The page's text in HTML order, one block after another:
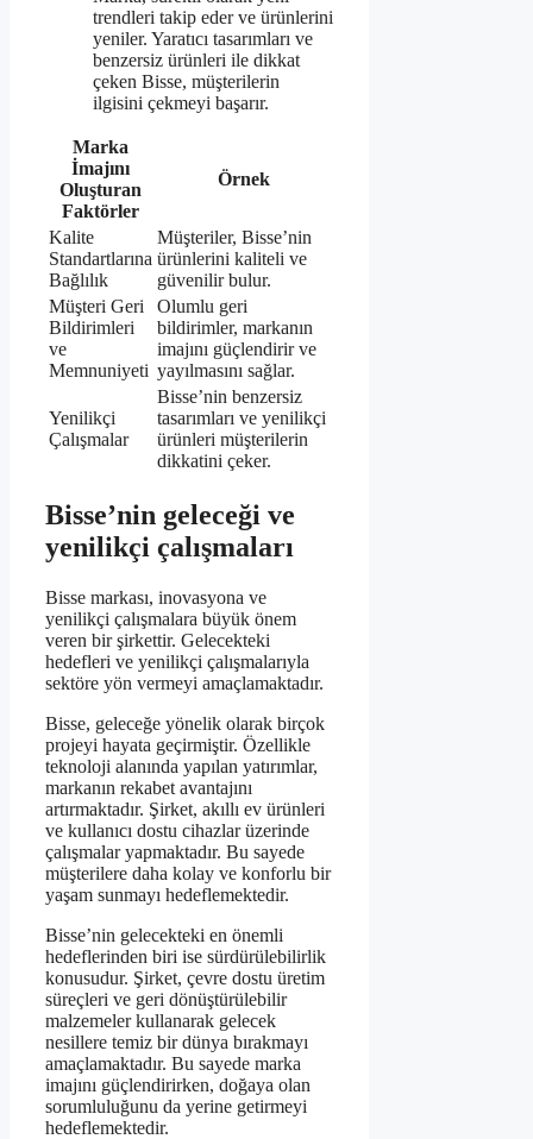
trendleri takip eder ve ürünlerini
yeniler. Yaratıcı tasarımları ve
benzersiz ürünleri ile dikkat
çeken Bisse, müşterilerin
ilgisini çekmeyi başarır.
Marka
İmajını
Oluşturan
Faktörler
Örnek
Kalite
Standartlarına
Bağlılık
Müşteriler, Bisse’nin
ürünlerini kaliteli ve
güvenilir bulur.
Müşteri Geri
Bildirimleri
ve
Memnuniyeti
Olumlu geri
bildirimler, markanın
imajını güçlendirir ve
yayılmasını sağlar.
Yenilikçi
Çalışmalar
Bisse’nin benzersiz
tasarımları ve yenilikçi
ürünleri müşterilerin
dikkatini çeker.
Bisse’nin geleceği ve
yenilikçi çalışmaları
Bisse markası, inovasyona ve
yenilikçi çalışmalara büyük önem
veren bir şirkettir. Gelecekteki
hedefleri ve yenilikçi çalışmalarıyla
sektöre yön vermeyi amaçlamaktadır.
Bisse, geleceğe yönelik olarak birçok
projeyi hayata geçirmiştir. Özellikle
teknoloji alanında yapılan yatırımlar,
markanın rekabet avantajını
artırmaktadır. Şirket, akıllı ev ürünleri
ve kullanıcı dostu cihazlar üzerinde
çalışmalar yapmaktadır. Bu sayede
müşterilere daha kolay ve konforlu bir
yaşam sunmayı hedeflemektedir.
Bisse’nin gelecekteki en önemli
hedeflerinden biri ise sürdürülebilirlik
konusudur. Şirket, çevre dostu üretim
süreçleri ve geri dönüştürülebilir
malzemeler kullanarak gelecek
nesillere temiz bir dünya bırakmayı
amaçlamaktadır. Bu sayede marka
imajını güçlendirirken, doğaya olan
sorumluluğunu da yerine getirmeyi
hedeflemektedir.